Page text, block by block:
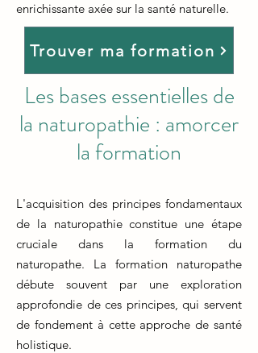
enrichissante axée sur la santé naturelle.
Trouver ma formation
Les bases essentielles de
la naturopathie : amorcer
la formation
L'acquisition des principes fondamentaux
de la naturopathie constitue une étape
cruciale dans la formation du
naturopathe. La formation naturopathe
débute souvent par une exploration
approfondie de ces principes, qui servent
de fondement à cette approche de santé
holistique.